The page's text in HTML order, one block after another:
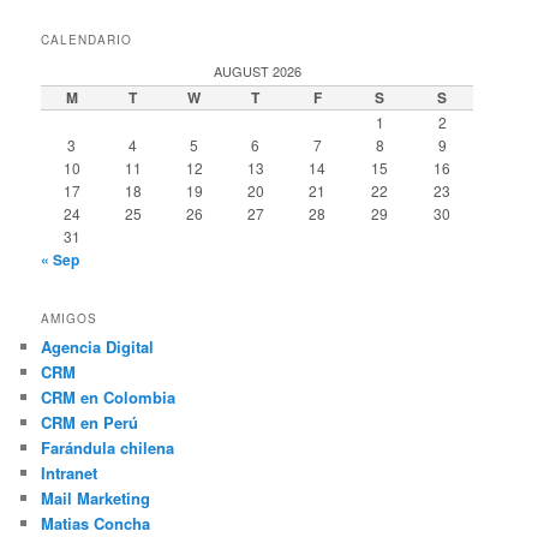
CALENDARIO
AUGUST 2026
M T W T F S S
1
2
3
4 5 6 7 8
9
10
11 12 13 14 15
16
17
18 19 20 21 22
23
24
25 26 27 28 29
30
31
« Sep
AMIGOS
Agencia Digital
CRM
CRM en Colombia
CRM en Perú
Farándula chilena
Intranet
Mail Marketing
Matias Concha